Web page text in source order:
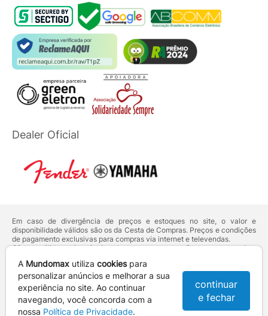
Dealer Oficial
Em caso de divergência de preços e estoques no site, o valor e
disponibilidade válidos são os da Cesta de Compras. Preços e condições
de pagamento exclusivas para compras via internet e televendas.
Ofertas válidas até o término de nossos estoques. Para compras acima
deVenda Corporativa.
Os preços apresentados no site prevalecem sobre outros anunciados em
qualquer outro meio de comunicação ou sites de buscas. Código de
Defesa do Consumidor:Lei nº 8.078.
Vendas sujeitas à confirmação de dados e análises de crédito e risco.
A Mundomax utiliza cookiespara
personalizar anúncios e melhorar a sua
experiência no site. Ao continuar
navegando, você concorda com a
nossa Política de Privacidade.
continuar
e fechar